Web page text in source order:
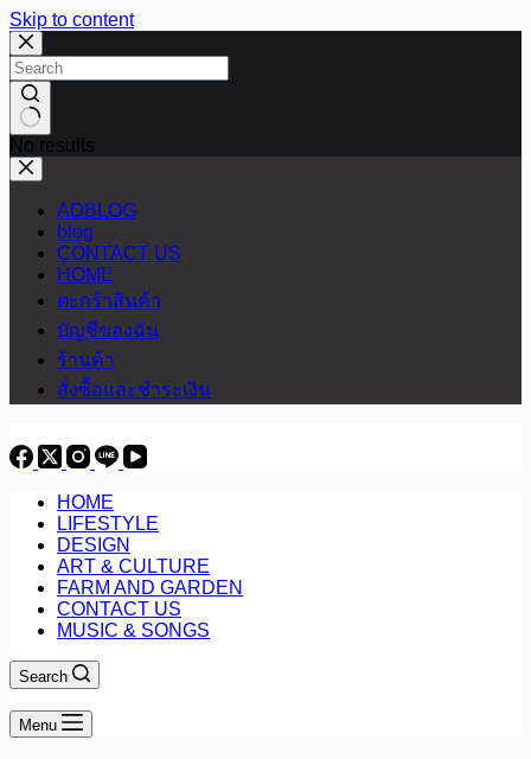
Skip to content
No results
ADBLOG
blog
CONTACT US
HOME
ตะกร้าสินค้า
บัญชีของฉัน
ร้านค้า
สั่งซื้อและชำระเงิน
HOME
LIFESTYLE
DESIGN
ART & CULTURE
FARM AND GARDEN
CONTACT US
MUSIC & SONGS
Search
Menu